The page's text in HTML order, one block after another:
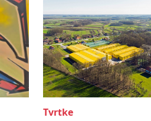
Tvrtke